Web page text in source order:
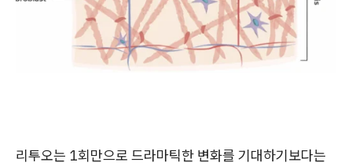
리투오는 1회만으로 드라마틱한 변화를 기대하기보다는